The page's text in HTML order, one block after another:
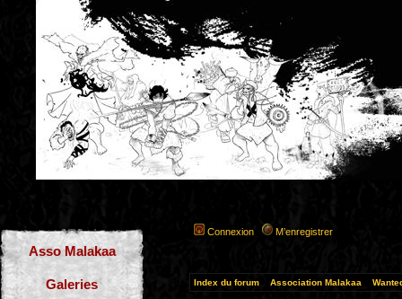
Asso Malakaa
Galeries
Connexion M’enregistrer
Index du forum Association Malakaa